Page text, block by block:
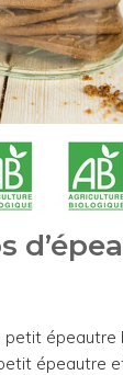
petit épeautre
épeautre